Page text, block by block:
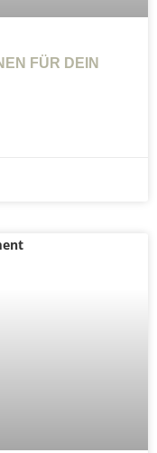
FÜR DEIN